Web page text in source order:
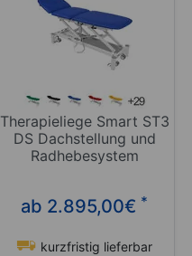
Therapieliege Smart ST3
DS Dachstellung und
Radhebesystem
ab 2.895,00€ *
kurzfristig lieferbar